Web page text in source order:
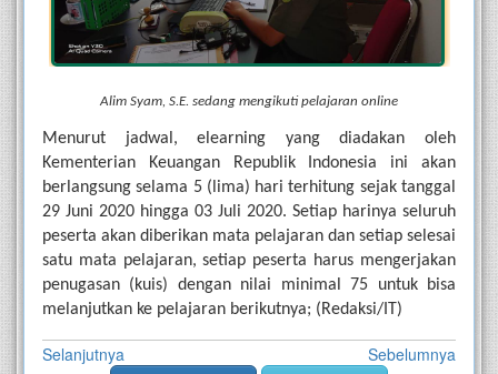
Alim Syam, S.E. sedang mengikuti pelajaran online
Menurut jadwal, elearning yang diadakan oleh
Kementerian Keuangan Republik Indonesia ini akan
berlangsung selama 5 (lima) hari terhitung sejak tanggal
29 Juni 2020 hingga 03 Juli 2020. Setiap harinya seluruh
peserta akan diberikan mata pelajaran dan setiap selesai
satu mata pelajaran, setiap peserta harus mengerjakan
penugasan (kuis) dengan nilai minimal 75 untuk bisa
melanjutkan ke pelajaran berikutnya; (Redaksi/IT)
Selanjutnya Sebelumnya